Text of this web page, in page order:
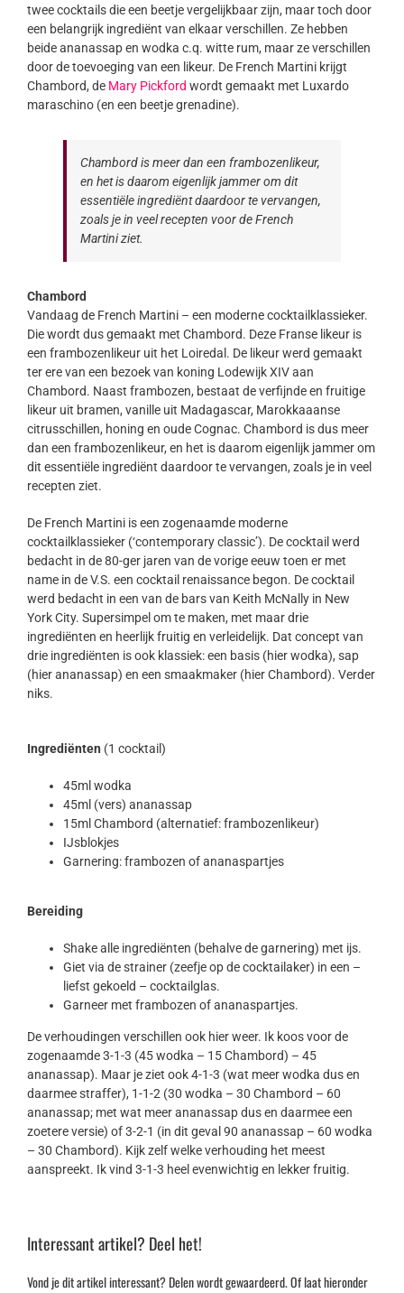
twee cocktails die een beetje vergelijkbaar zijn, maar toch door
een belangrijk ingrediënt van elkaar verschillen. Ze hebben
beide ananassap en wodka c.q. witte rum, maar ze verschillen
door de toevoeging van een likeur. De French Martini krijgt
Chambord, de Mary Pickford wordt gemaakt met Luxardo
maraschino (en een beetje grenadine).
Chambord is meer dan een frambozenlikeur,
en het is daarom eigenlijk jammer om dit
essentiële ingrediënt daardoor te vervangen,
zoals je in veel recepten voor de French
Martini ziet.
Chambord
Vandaag de French Martini – een moderne cocktailklassieker.
Die wordt dus gemaakt met Chambord. Deze Franse likeur is
een frambozenlikeur uit het Loiredal. De likeur werd gemaakt
ter ere van een bezoek van koning Lodewijk XIV aan
Chambord. Naast frambozen, bestaat de verfijnde en fruitige
likeur uit bramen, vanille uit Madagascar, Marokkaaanse
citrusschillen, honing en oude Cognac. Chambord is dus meer
dan een frambozenlikeur, en het is daarom eigenlijk jammer om
dit essentiële ingrediënt daardoor te vervangen, zoals je in veel
recepten ziet.
De French Martini is een zogenaamde moderne
cocktailklassieker (‘contemporary classic’). De cocktail werd
bedacht in de 80-ger jaren van de vorige eeuw toen er met
name in de V.S. een cocktail renaissance begon. De cocktail
werd bedacht in een van de bars van Keith McNally in New
York City. Supersimpel om te maken, met maar drie
ingrediënten en heerlijk fruitig en verleidelijk. Dat concept van
drie ingrediënten is ook klassiek: een basis (hier wodka), sap
(hier ananassap) en een smaakmaker (hier Chambord). Verder
niks.
Ingrediënten (1 cocktail)
45ml wodka
45ml (vers) ananassap
15ml Chambord (alternatief: frambozenlikeur)
IJsblokjes
Garnering: frambozen of ananaspartjes
Bereiding
Shake alle ingrediënten (behalve de garnering) met ijs.
Giet via de strainer (zeefje op de cocktailaker) in een –
liefst gekoeld – cocktailglas.
Garneer met frambozen of ananaspartjes.
De verhoudingen verschillen ook hier weer. Ik koos voor de
zogenaamde 3-1-3 (45 wodka – 15 Chambord) – 45
ananassap). Maar je ziet ook 4-1-3 (wat meer wodka dus en
daarmee straffer), 1-1-2 (30 wodka – 30 Chambord – 60
ananassap; met wat meer ananassap dus en daarmee een
zoetere versie) of 3-2-1 (in dit geval 90 ananassap – 60 wodka
– 30 Chambord). Kijk zelf welke verhouding het meest
aanspreekt. Ik vind 3-1-3 heel evenwichtig en lekker fruitig.
Interessant artikel? Deel het!
Vond je dit artikel interessant? Delen wordt gewaardeerd. Of laat hieronder